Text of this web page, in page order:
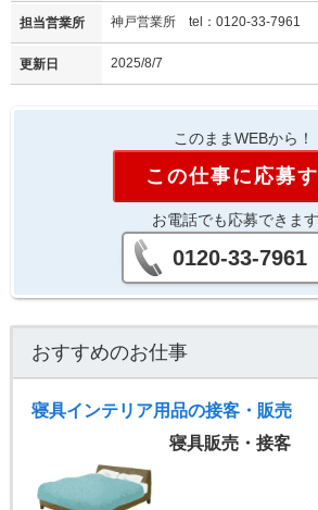
担当営業所 神戸営業所 tel：0120-33-7961
更新日 2025/8/7
このままWEBから！
この仕事に応募
お電話でも応募できます
0120-33-7961
おすすめのお仕事
寝具インテリア用品の接客・販売
寝具販売・接客